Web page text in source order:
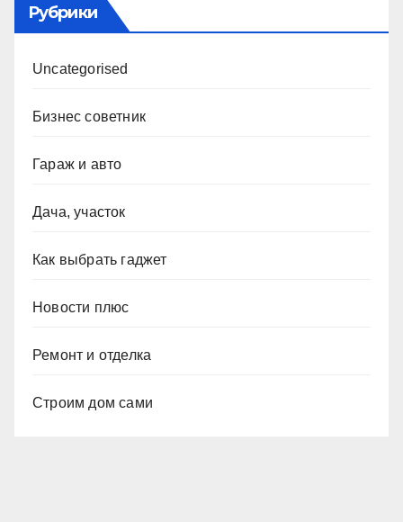
Рубрики
Uncategorised
Бизнес советник
Гараж и авто
Дача, участок
Как выбрать гаджет
Новости плюс
Ремонт и отделка
Строим дом сами